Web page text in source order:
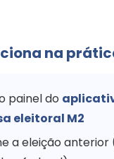
na
painel do
eleitoral M2
a eleição anterior